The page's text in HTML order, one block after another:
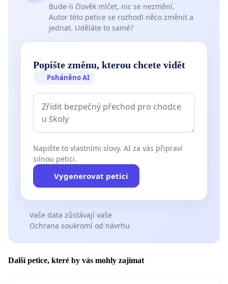
Bude-li člověk mlčet, nic se nezmění.
Autor této petice se rozhodl něco změnit a
jednat. Uděláte to samé?
Popište změnu, kterou chcete vidět
Poháněno AI
Napište to vlastními slovy. AI za vás připraví
silnou petici.
Vygenerovat petici
Vaše data zůstávají vaše
Ochrana soukromí od návrhu
Další petice, které by vás mohly zajímat